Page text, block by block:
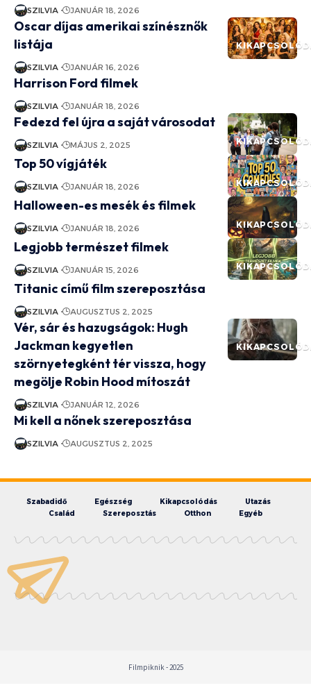
SZILVIA JANUÁR 18, 2026
Oscar díjas amerikai színésznők
listája
SZILVIA JANUÁR 16, 2026
Harrison Ford filmek
SZILVIA JANUÁR 18, 2026
Fedezd fel újra a saját városodat
SZILVIA MÁJUS 2, 2025
Top 50 vígjáték
SZILVIA JANUÁR 18, 2026
Halloween-es mesék és filmek
SZILVIA JANUÁR 18, 2026
Legjobb természet filmek
SZILVIA JANUÁR 15, 2026
Titanic című film szereposztása
SZILVIA AUGUSZTUS 2, 2025
Vér, sár és hazugságok: Hugh
Jackman kegyetlen
szörnyetegként tér vissza, hogy
megölje Robin Hood mítoszát
SZILVIA JANUÁR 12, 2026
Mi kell a nőnek szereposztása
SZILVIA AUGUSZTUS 2, 2025
Szabadidő Egészség Kikapcsolódás
Utazás
Család
Szereposztás Otthon Egyéb
Filmpiknik - 2025